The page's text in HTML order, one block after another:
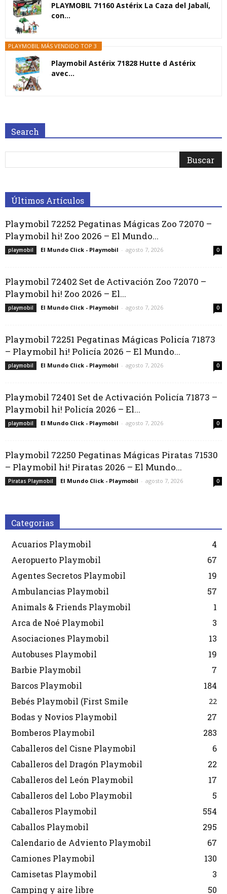
PLAYMOBIL 71160 Astérix La Caza del Jabalí,
con...
PLAYMOBIL MÁS VENDIDO TOP 3
Playmobil Astérix 71828 Hutte d Astérix
avec...
Search
Últimos Artículos
Playmobil 72252 Pegatinas Mágicas Zoo 72070 –
Playmobil hi! Zoo 2026 – El Mundo...
playmobil El Mundo Click - Playmobil - agosto 7, 2026 0
Playmobil 72402 Set de Activación Zoo 72070 –
Playmobil hi! Zoo 2026 – El...
playmobil El Mundo Click - Playmobil - agosto 7, 2026 0
Playmobil 72251 Pegatinas Mágicas Policía 71873
– Playmobil hi! Policía 2026 – El Mundo...
playmobil El Mundo Click - Playmobil - agosto 7, 2026 0
Playmobil 72401 Set de Activación Policía 71873 –
Playmobil hi! Policía 2026 – El...
playmobil El Mundo Click - Playmobil - agosto 7, 2026 0
Playmobil 72250 Pegatinas Mágicas Piratas 71530
– Playmobil hi! Piratas 2026 – El Mundo...
Piratas Playmobil El Mundo Click - Playmobil - agosto 7, 2026 0
Categorias
Acuarios Playmobil
4
Aeropuerto Playmobil
67
Agentes Secretos Playmobil
19
Ambulancias Playmobil
57
Animals & Friends Playmobil
1
Arca de Noé Playmobil
3
Asociaciones Playmobil
13
Autobuses Playmobil
19
Barbie Playmobil
7
Barcos Playmobil
184
Bebés Playmobil (First Smile
22
Bodas y Novios Playmobil
27
Bomberos Playmobil
283
Caballeros del Cisne Playmobil
6
Caballeros del Dragón Playmobil
22
Caballeros del León Playmobil
17
Caballeros del Lobo Playmobil
5
Caballeros Playmobil
554
Caballos Playmobil
295
Calendario de Adviento Playmobil
67
Camiones Playmobil
130
Camisetas Playmobil
3
Camping y aire libre
50